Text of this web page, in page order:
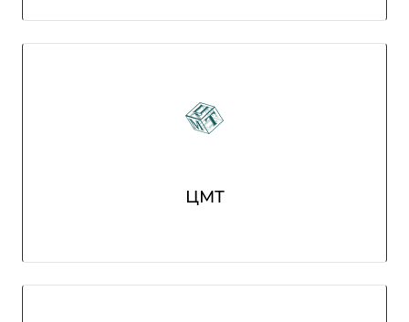
ЦМТ